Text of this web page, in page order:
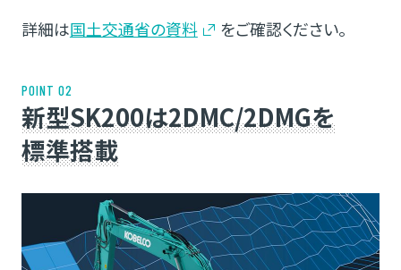
詳細は国土交通省の資料 をご確認ください。
POINT 02
新型SK200は2DMC/2DMGを
標準搭載